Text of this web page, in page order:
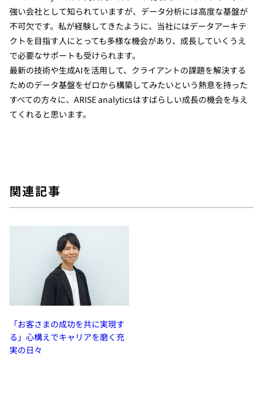
強い会社として知られていますが、データ分析には高度な基盤が
不可欠です。私が経験してきたように、当社にはデータアーキテ
クトを目指す人にとっても多様な機会があり、成長していくうえ
で必要なサポートも受けられます。
最新の技術や生成AIを活用して、クライアントの課題を解決する
ためのデータ基盤をゼロから構築してみたいという熱意を持った
すべての方々に、ARISE analyticsはすばらしい成長の機会を与え
てくれると思います。
関連記事
「お客さまの成功を共に実現す
る」心構えでキャリアを磨く充
実の日々